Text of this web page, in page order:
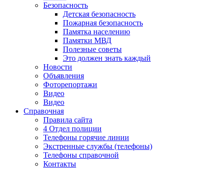
Безопасность
Детская безопасность
Пожарная безопасность
Памятка населению
Памятки МВД
Полезные советы
Это должен знать каждый
Новости
Объявления
Фоторепортажи
Видео
Видео
Справочная
Правила сайта
4 Отдел полиции
Телефоны горячие линии
Экстренные службы (телефоны)
Телефоны справочной
Контакты